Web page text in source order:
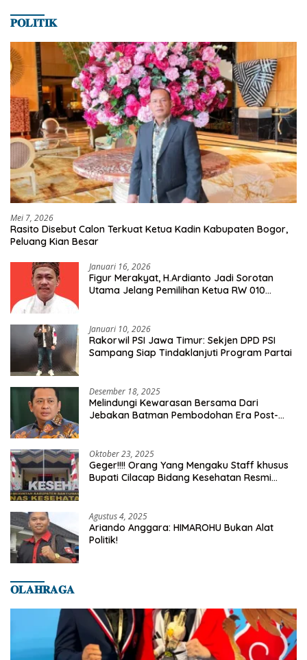
𝐏𝐎𝐋𝐈𝐓𝐈𝐊
Mei 7, 2026
Rasito Disebut Calon Terkuat Ketua Kadin Kabupaten Bogor,
Peluang Kian Besar
Januari 16, 2026
Figur Merakyat, H.Ardianto Jadi Sorotan
Utama Jelang Pemilihan Ketua RW 010
Januari 10, 2026
Rakorwil PSI Jawa Timur: Sekjen DPD PSI
Sampang Siap Tindaklanjuti Program Partai
Desember 18, 2025
Melindungi Kewarasan Bersama Dari
Jebakan Batman Pembodohan Era Post-
Oktober 23, 2025
Geger!!!! Orang Yang Mengaku Staff khusus
Bupati Cilacap Bidang Kesehatan Resmi
Agustus 4, 2025
Ariando Anggara: HIMAROHU Bukan Alat
Politik!
𝐎𝐋𝐀𝐇𝐑𝐀𝐆𝐀